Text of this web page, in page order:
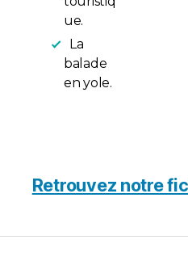
ue.
La
balade
en yole.
Retrouvez notre